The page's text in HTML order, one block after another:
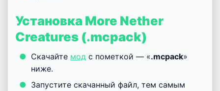
Установка More Nether
Creatures (.mcpack)
Скачайте мод с пометкой — «.mcpack»
ниже.
Запустите скачанный файл, тем самым